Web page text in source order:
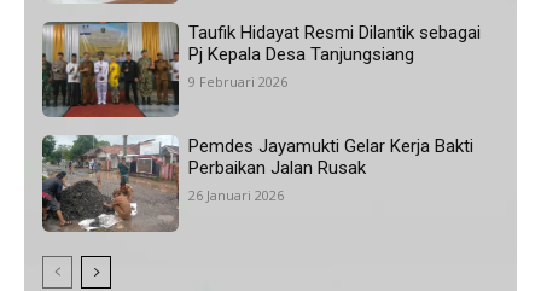
Taufik Hidayat Resmi Dilantik sebagai
Pj Kepala Desa Tanjungsiang
9 Februari 2026
Pemdes Jayamukti Gelar Kerja Bakti
Perbaikan Jalan Rusak
26 Januari 2026